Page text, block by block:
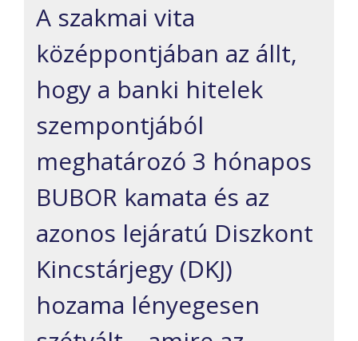
A szakmai vita
középpontjában az állt,
hogy a banki hitelek
szempontjából
meghatározó 3 hónapos
BUBOR kamata és az
azonos lejáratú Diszkont
Kincstárjegy (DKJ)
hozama lényegesen